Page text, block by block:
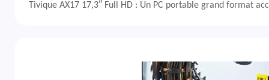
Tivique AX17 17,3″ Full HD : Un PC portable grand format